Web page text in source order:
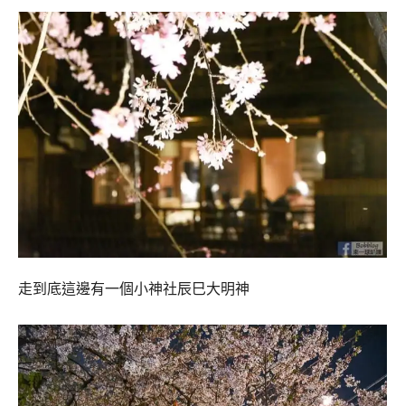
走到底這邊有一個小神社辰巳大明神